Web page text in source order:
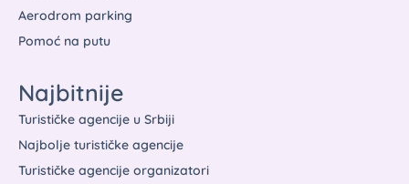
Aerodrom parking
Pomoć na putu
Najbitnije
Turističke agencije u Srbiji
Najbolje turističke agencije
Turističke agencije organizatori